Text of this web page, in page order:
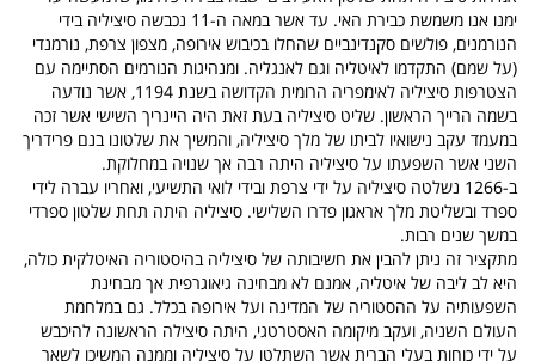
ימנו אנו משמשת כבירת האי. עד אשר במאה ה-11 נכבשה סיציליה בידי
הנורמנים, פולשים סקנדינביים שהחלו בכיבוש אירופה, מצפון צרפת, נורמנדי
(על שמם) התקדמו לאיטליה וגם לאנגליה. ומנהיגות הנורמים הסתיימה עם
הצטרפות סיציליה לאימפריה
הרומית הקדושה בשנת 1194, אשר נודעה
בשמה הרייך הראשון. שליט סיציליה בעת זאת היה היינריך השישי אשר זכה
במעמד עקב נישואיו לביתו של מלך סיציליה, והמשיך את שלטונו בנם פרידריך
השני אשר השפעתו על סיציליה היתה רבה אך שנויה במחלוקת.
ב-1266 נשלטה סיציליה על ידי צרפת ובידי לואי התשיעי, ואחריו עברה לידי
ספרד ובשליטת מלך אראגון פדרו השלישי. סיציליה היתה תחת שלטון ספרדי
במשך שנים רבות.
מתקציר זה ניתן להבין את חשיבותה של סיציליה בהיסטוריה האיטלקית כולה,
היא לב ליבה של איטליה, אמנם לא מבחינה גיאוגרפית אך מבחינת
השפעותיה על ההסטוריה של המדינה ועל אירופה בכלל. גם במלחמת
העולם השניה, ועקב מיקומה האסטרטגי, היתה סיצילה הראשונה להיכבש
על ידי כוחות בעלי הברית אשר השתלטו על סיציליה וממנה המשיכו לשאר